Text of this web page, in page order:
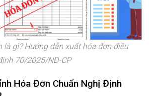
là gì? Hướng dẫn xuất hóa đơn điều
70/2025/NĐ-CP
Hóa Đơn Chuẩn Nghị Định